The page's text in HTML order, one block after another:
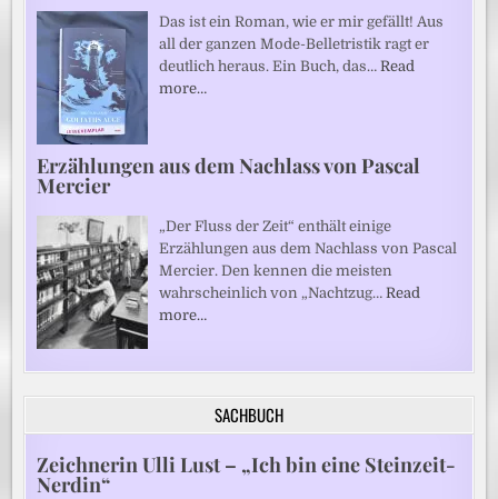
Das ist ein Roman, wie er mir gefällt! Aus
all der ganzen Mode-Belletristik ragt er
deutlich heraus. Ein Buch, das…Read
more…
Erzählungen aus dem Nachlass von Pascal
Mercier
„Der Fluss der Zeit“ enthält einige
Erzählungen aus dem Nachlass von Pascal
Mercier. Den kennen die meisten
wahrscheinlich von „Nachtzug…Read
more…
SACHBUCH
Zeichnerin Ulli Lust – „Ich bin eine Steinzeit-
Nerdin“